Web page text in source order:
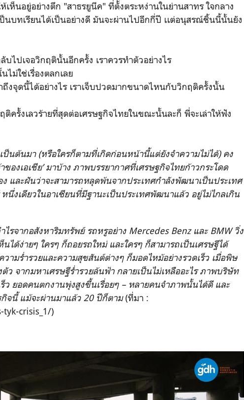
ห็นอยู่อย่างตึก "สาธรยูนีค" ที่ตั้งตระหง่านในย่านสาทร ใจกลาง
บทเรียนได้เป็นอย่างดี มันจะผ่านไปอีกกี่ปี เเต่อนุสรณ์ชิ้นนี้นั้นยัง
บไปเจอวิกฤตินั้นอีกครั้ง เราควรทำตัวอย่างไร
ไม่ใช่เรื่องตลกเลย
ถึงจุดนี้ได้อย่างไร เราเจ็บปวดมากขนาดไหนกับวิกฤติครั้งนั้น
ติครั้งเลวร้ายที่สุดต่อเศรษฐกิจไทยในขณะนั้นละก็ พี่จะเล่าให้ฟัง
นต้นมา (หรือใครก็ตามที่เกิดก่อนหน้านี้แต่ยังจำความไม่ได้) คง
ของเอเชีย’ มาบ้าง ภาพบรรยากาศที่เศรษฐกิจไทยก้าวกระโดด
ง และฝันว่าจะสามารถหลุดพ้นจากประเทศกำลังพัฒนาเป็นประเทศ
งเดียวในอาเซียนที่มีฐานะเป็นประเทศพัฒนาแล้ว อยู่ไม่ไกลเกิน
รจากอสังหาริมทรัพย์ รถหรูอย่าง Mercedes Benz และ BMW วิ่ง
ด้ง่ายๆ ใครๆ ก็ถอยรถใหม่ และใครๆ ก็สามารถเป็นเศรษฐีได้
ามร่ำรวยและความสุขสันต์ต่างๆ ก็มอดไหม้อย่างรวดเร็ว เมื่อพิษ
ว จากมหาเศรษฐีร่ำรวยล้นฟ้า กลายเป็นไม่เหลืออะไร ภาพบริษัท
ว ยอดคนตกงานพุ่งสูงขึ้นเรื่อยๆ – หลายคนจำภาพนั้นได้ดี และ
จนี้ แม้จะผ่านมาแล้ว 20 ปีก็ตาม(ที่มา :
crisis_1/)